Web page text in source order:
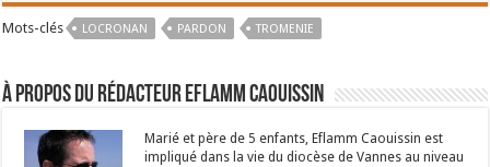
Mots-clés LOCRONAN PARDON TROMENIE
À propos du rédacteur Eflamm Caouissin
Marié et père de 5 enfants, Eflamm Caouissin est
impliqué dans la vie du diocèse de Vannes au niveau